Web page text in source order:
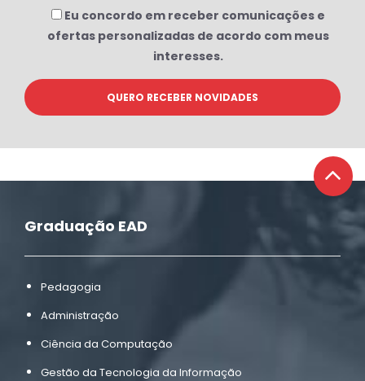
Eu concordo em receber comunicações e
ofertas personalizadas de acordo com meus
interesses.
Graduação EAD
Pedagogia
Administração
Ciência da Computação
Gestão da Tecnologia da Informação